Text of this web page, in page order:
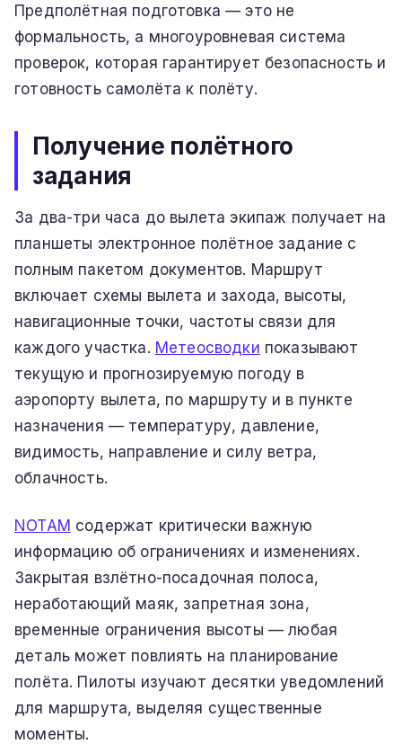
Предполётная подготовка — это не
формальность, а многоуровневая система
проверок, которая гарантирует безопасность и
готовность самолёта к полёту.
Получение полётного
задания
За два-три часа до вылета экипаж получает на
планшеты электронное полётное задание с
полным пакетом документов. Маршрут
включает схемы вылета и захода, высоты,
навигационные точки, частоты связи для
каждого участка. Метеосводки показывают
текущую и прогнозируемую погоду в
аэропорту вылета, по маршруту и в пункте
назначения — температуру, давление,
видимость, направление и силу ветра,
облачность.
NOTAM содержат критически важную
информацию об ограничениях и изменениях.
Закрытая взлётно-посадочная полоса,
неработающий маяк, запретная зона,
временные ограничения высоты — любая
деталь может повлиять на планирование
полёта. Пилоты изучают десятки уведомлений
для маршрута, выделяя существенные
моменты.